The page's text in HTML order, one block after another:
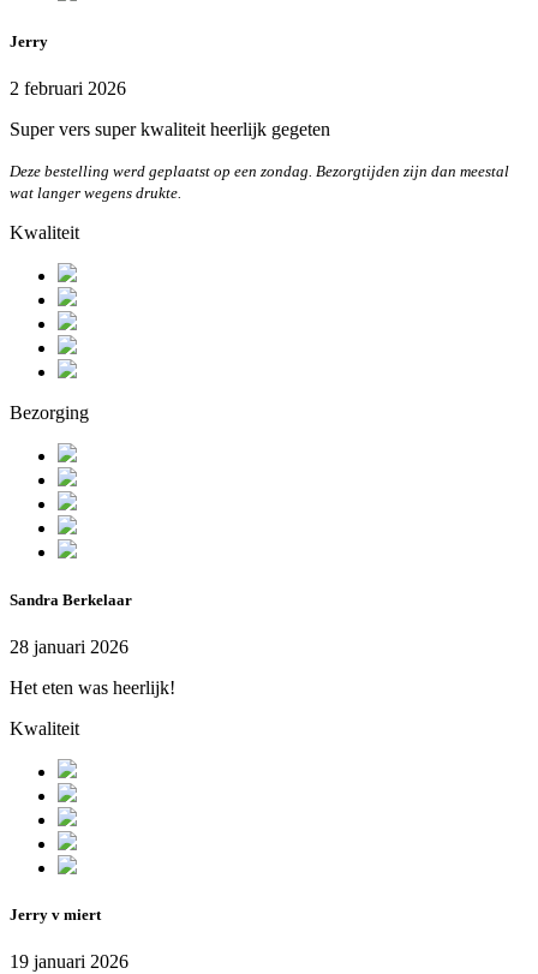
Jerry
2 februari 2026
Super vers super kwaliteit heerlijk gegeten
Deze bestelling werd geplaatst op een zondag. Bezorgtijden zijn dan meestal
wat langer wegens drukte.
Kwaliteit
Bezorging
Sandra Berkelaar
28 januari 2026
Het eten was heerlijk!
Kwaliteit
Jerry v miert
19 januari 2026